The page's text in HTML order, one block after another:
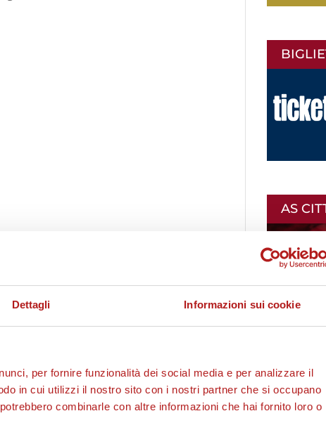
Dettagli Informazioni sui cookie
per fornire funzionalità dei social media e per analizzare il
in cui utilizzi il nostro sito con i nostri partner che si occupano
combinarle con altre informazioni che hai fornito loro o
AS